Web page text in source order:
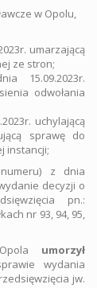
w Opolu,
umarzającą
ze stron;
15.09.2023r.
odwołania
uchylającą
sprawę do
instancji;
z dnia
decyzji o
pn.:
nr 93, 94, 95,
umorzył
wydania
jw.